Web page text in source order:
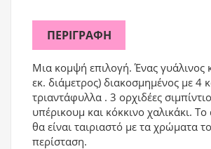
ΠΕΡΙΓΡΑΦΉ
Μια κομψή επιλογή. Ένας γυάλινος
εκ. διάμετρος) διακοσμημένος με 4
τριαντάφυλλα . 3 ορχιδέες
υπέρικουμ και κόκκινο χαλικάκι.
θα είναι ταιριαστό με τα χρώματα
περίσταση.